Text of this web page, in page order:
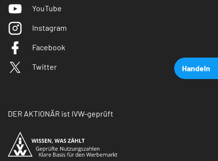
Handeln
YouTube
Instagram
Facebook
Twitter
DER AKTIONÄR ist IVW-geprüft